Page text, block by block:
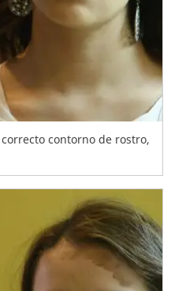
contorno de rostro,